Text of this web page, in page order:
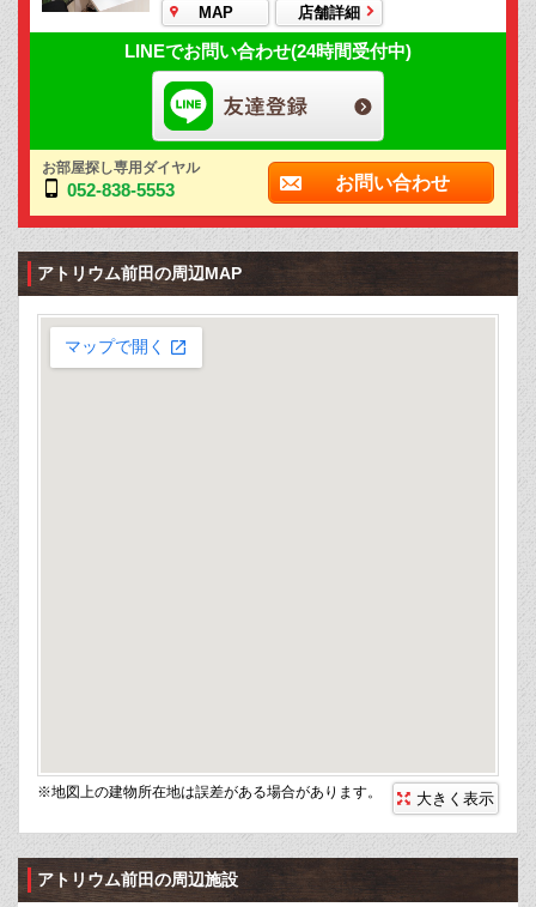
MAP 店舗詳細
LINEでお問い合わせ(24時間受付中)
お部屋探し専用ダイヤル
052-838-5553 お問い合わせ
アトリウム前田の周辺MAP
※地図上の建物所在地は誤差がある場合があります。 大きく表示
アトリウム前田の周辺施設